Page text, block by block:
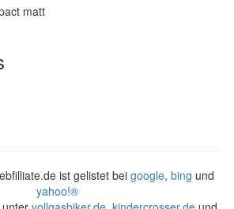
matt
ist gelistet bei google, bing und
yahoo!®